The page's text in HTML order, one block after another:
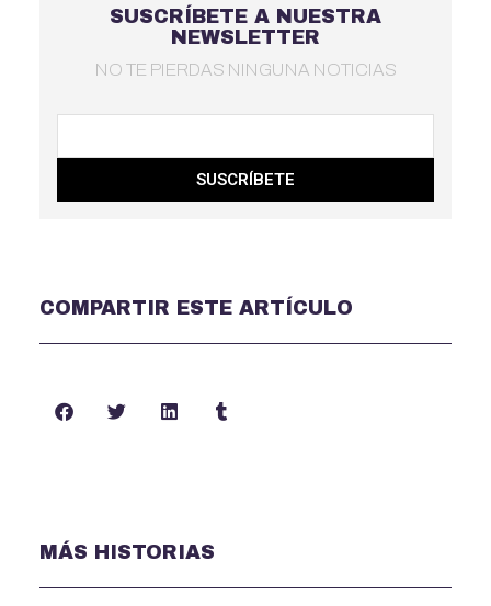
SUSCRÍBETE A NUESTRA
NEWSLETTER
NO TE PIERDAS NINGUNA NOTICIAS
SUSCRÍBETE
COMPARTIR ESTE ARTÍCULO
MÁS HISTORIAS